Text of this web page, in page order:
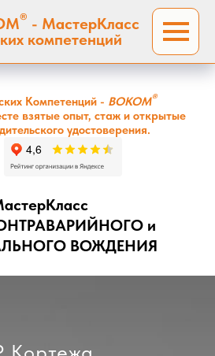
® - МастерКласс
компетенций
Компетенций - ВОКОМ®
взятые опыт, стаж и открытые
удостоверения.
и
ВОЖДЕНИЯ